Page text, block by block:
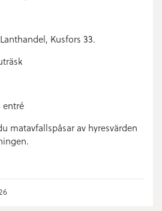
Kusfors 33.
entré
matavfallspåsar av hyresvärden